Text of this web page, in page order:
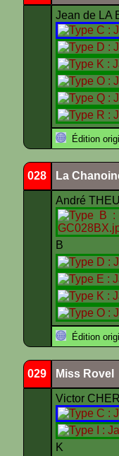
Jean de LA
Édition
028 La
André
Édition
029 Miss Rovel
Victor